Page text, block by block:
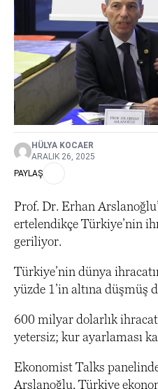
HÜLYA KOCAER
ARALIK 26, 2025
PAYLAŞ
Prof. Dr. Erhan
ertelendikçe Türkiye’nin
geriliyor.
Türkiye’nin dünya
yüzde 1’in altına düşmüş
600 milyar dolarlık
yetersiz; kur ayarlaması
Ekonomist Talks
Arslanoğlu, Türkiye